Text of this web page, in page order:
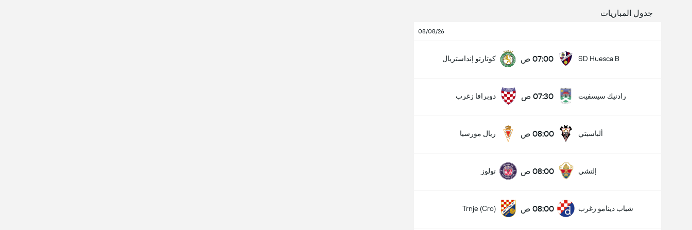
جدول المباريات
08/08/26
SD Huesca B 07:00 ص كوتارتو إنداستريال
رادنيك سيسفيت 07:30 ص دوبرافا زغرب
ألباسيتي 08:00 ص ريال مورسيا
إلتشي 08:00 ص تولوز
شباب دينامو زغرب 08:00 ص Trnje (Cro)